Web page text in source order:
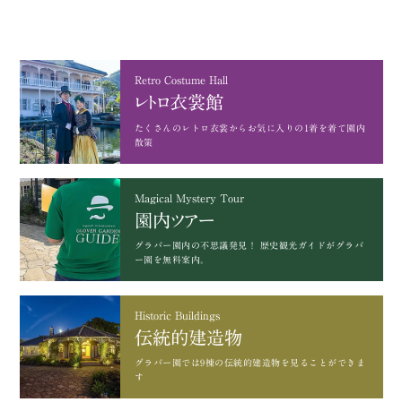
Retro Costume Hall
レトロ衣裳館
たくさんのレトロ衣裳から お気に入りの1着を着て園内
散策
Magical Mystery Tour
園内ツアー
グラバー園内の不思議発見！
歴史観光ガイドがグラバ
ー園を無料案内。
Historic Buildings
伝統的建造物
グラバー園では9棟の 伝統的建造物を見ることができま
す